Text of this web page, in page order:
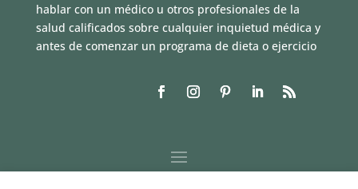
hablar con un médico u otros profesionales de la
salud calificados sobre cualquier inquietud médica y
antes de comenzar un programa de dieta o ejercicio